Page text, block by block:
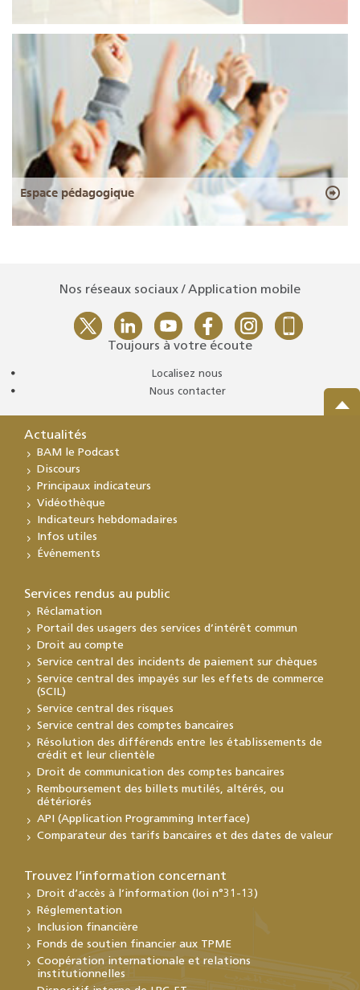
Espace pédagogique
Nos réseaux sociaux / Application mobile
Toujours à votre écoute
Localisez nous
Nous contacter
Actualités
BAM le Podcast
Discours
Principaux indicateurs
Vidéothèque
Indicateurs hebdomadaires
Infos utiles
Événements
Services rendus au public
Réclamation
Portail des usagers des services d’intérêt commun
Droit au compte
Service central des incidents de paiement sur chèques
Service central des impayés sur les effets de commerce
(SCIL)
Service central des risques
Service central des comptes bancaires
Résolution des différends entre les établissements de
crédit et leur clientèle
Droit de communication des comptes bancaires
Remboursement des billets mutilés, altérés, ou
détériorés
API (Application Programming Interface)
Comparateur des tarifs bancaires et des dates de valeur
Trouvez l’information concernant
Droit d’accès à l’information (loi n°31-13)
Réglementation
Inclusion financière
Fonds de soutien financier aux TPME
Coopération internationale et relations
institutionnelles